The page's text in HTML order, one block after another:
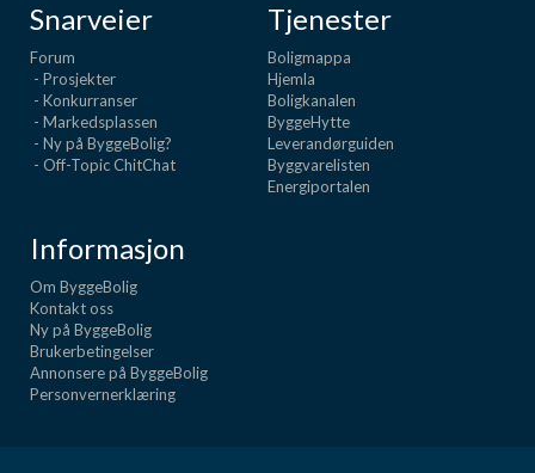
Snarveier
Forum
- Prosjekter
- Konkurranser
- Markedsplassen
- Ny på ByggeBolig?
- Off-Topic ChitChat
Tjenester
Boligmappa
Hjemla
Boligkanalen
ByggeHytte
Leverandørguiden
Byggvarelisten
Energiportalen
Informasjon
Om ByggeBolig
Kontakt oss
Ny på ByggeBolig
Brukerbetingelser
Annonsere på ByggeBolig
Personvernerklæring